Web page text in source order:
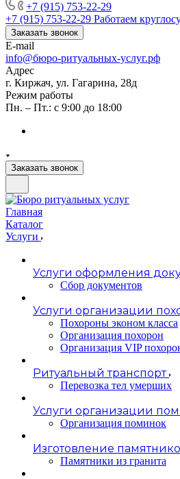
+7 (915) 753-22-29
+7 (915) 753-22-29 Работаем
Заказать звонок
E-mail
info@бюро-ритуальных-услуг.рф
Адрес
г. Киржач, ул. Гагарина, 28д
Режим работы
Пн. – Пт.: с 9:00 до 18:00
Заказать звонок
Главная
Каталог
Услуги
Услуги оформления
Сбор документов
Услуги организации
Похороны эконом класса
Организация похорон
Организация VIP
Ритуальный транспорт
Перевозка тел умерших
Услуги организации
Организация поминок
Изготовление
Памятники из гранита